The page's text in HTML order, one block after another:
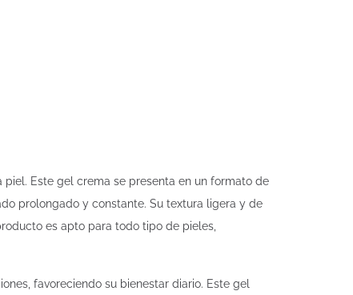
Este gel crema se presenta en un formato de
prolongado y constante. Su textura ligera y de
es apto para todo tipo de pieles,
favoreciendo su bienestar diario. Este gel